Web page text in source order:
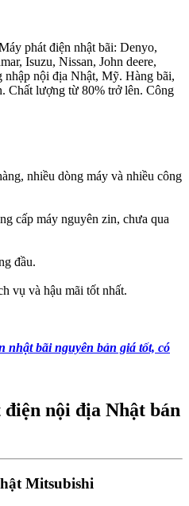
phát điện nhật bãi: Denyo,
Isuzu, Nissan, John deere,
nội địa Nhật, Mỹ. Hàng bãi,
Chất lượng từ 80% trở lên. Công
nhiều dòng máy và nhiều công
cấp máy nguyên zin, chưa qua
đầu.
vụ và hậu mãi tốt nhất.
nhật bãi nguyên bản giá tốt, có
nội địa Nhật bán
Mitsubishi